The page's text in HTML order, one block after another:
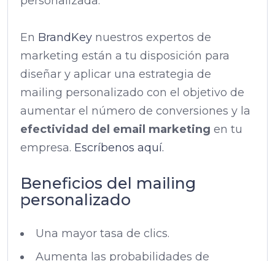
En BrandKey nuestros expertos de
marketing están a tu disposición para
diseñar y aplicar una estrategia de
mailing personalizado con el objetivo de
aumentar el número de conversiones y la
efectividad del email marketing en tu
empresa. Escríbenos aquí.
Beneficios del mailing
personalizado
Una mayor tasa de clics.
Aumenta las probabilidades de